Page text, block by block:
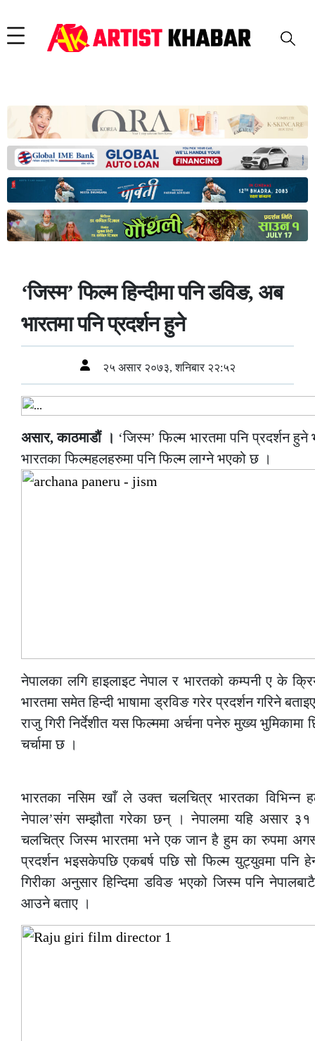
‘जिस्म’ फिल्म हिन्दीमा पनि डविङ, अब
भारतमा पनि प्रदर्शन हुने
२५ असार २०७३, शनिबार २२:५२
असार, काठमाडौं । ‘जिस्म’ फिल्म भारतमा पनि प्रदर्शन
भारतका फिल्महलहरुमा पनि फिल्म लाग्ने भएको छ ।
नेपालका लगि हाइलाइट नेपाल र भारतको कम्पनी ए के
भारतमा समेत हिन्दी भाषामा ड्रविङ गरेर प्रदर्शन गरिने
राजु गिरी निर्देशीत यस फिल्ममा अर्चना पनेरु मुख्य
चर्चामा छ ।
भारतका नसिम खाँ ले उक्त चलचित्र भारतका विभिन्न
नेपाल’संग सम्झौता गरेका छन् । नेपालमा यहि असार
चलचित्र जिस्म भारतमा भने एक जान है हुम का रुपमा
प्रदर्शन भइसकेपछि एकबर्ष पछि सो फिल्म युट्युवमा पनि
गिरीका अनुसार हिन्दिमा डविङ भएको जिस्म पनि
आउने बताए ।